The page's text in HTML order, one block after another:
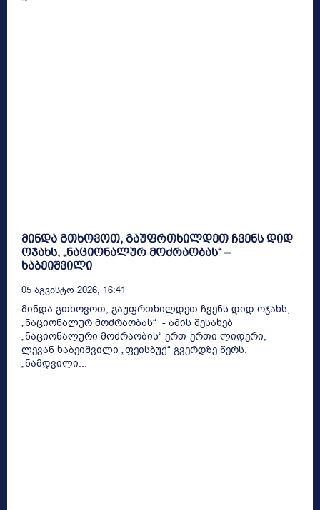
მინდა გთხოვოთ, გაუფრთხილდეთ ჩვენს დიდ
ოჯახს, „ნაციონალურ მოძრაობას“ –
ხაბეიშვილი
05 Აგვისტო 2026, 16:41
მინდა გთხოვოთ, გაუფრთხილდეთ ჩვენს დიდ ოჯახს,
„ნაციონალურ მოძრაობას“ - ამის შესახებ
„ნაციონალური მოძრაობის“ ერთ-ერთი ლიდერი,
ლევან ხაბეიშვილი „ფეისბუქ“ გვერდზე წერს.
„ნამდვილი...